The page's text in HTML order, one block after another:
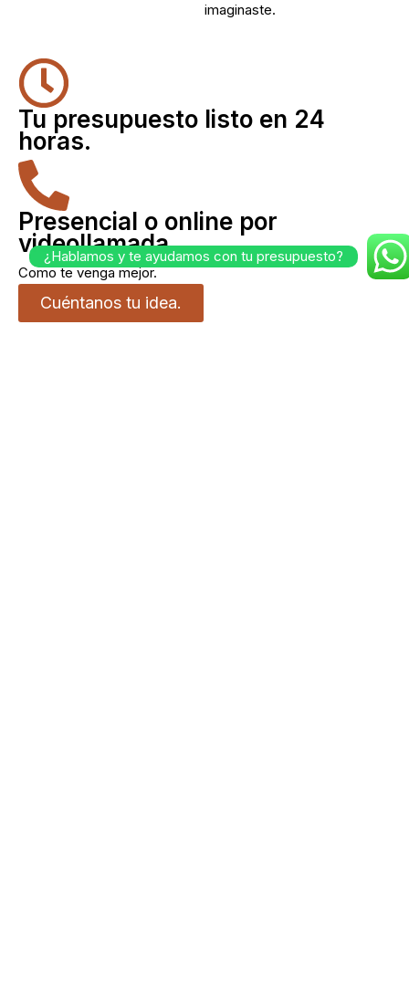
imaginaste.
Tu presupuesto listo en 24
horas.
Presencial o online por
videollamada
Como te venga mejor.
Cuéntanos tu idea.
¿Hablamos y te ayudamos con tu presupuesto?